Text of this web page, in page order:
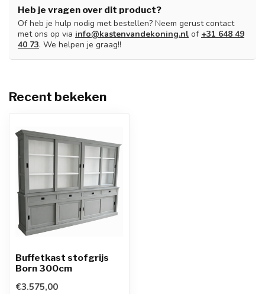
Heb je vragen over dit product?
Of heb je hulp nodig met bestellen? Neem gerust contact
met ons op via info@kastenvandekoning.nl of +31 648 49
40 73. We helpen je graag!!
Recent bekeken
Buffetkast stofgrijs
Born 300cm
€3.575,00